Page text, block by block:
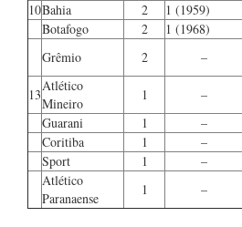
10Bahia 2 1 (1959)
Botafogo
2 1 (1968)
Grêmio
2 –
13
Atlético
Mineiro
1 –
Guarani
1 –
Coritiba
1 –
Sport
1 –
Atlético
Paranaense
1 –